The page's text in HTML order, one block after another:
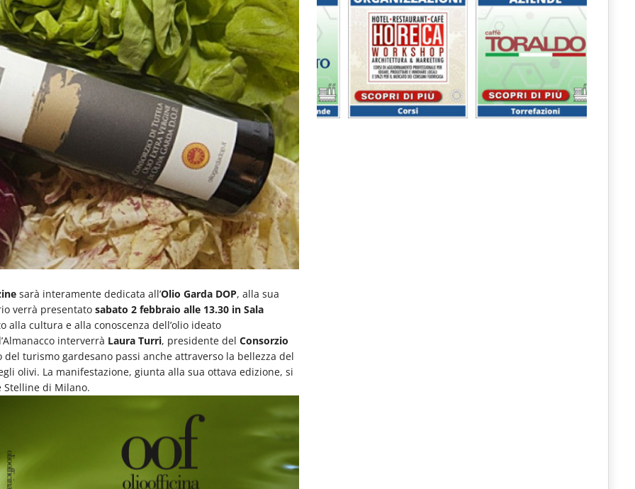
sarà interamente dedicata all’Olio Garda DOP, alla sua
verrà presentato sabato 2 febbraio alle 13.30 in Sala
alla cultura e alla conoscenza dell’olio ideato
interverrà Laura Turri, presidente del Consorzio
del turismo gardesano passi anche attraverso la bellezza del
olivi. La manifestazione, giunta alla sua ottava edizione, si
Stelline di Milano.